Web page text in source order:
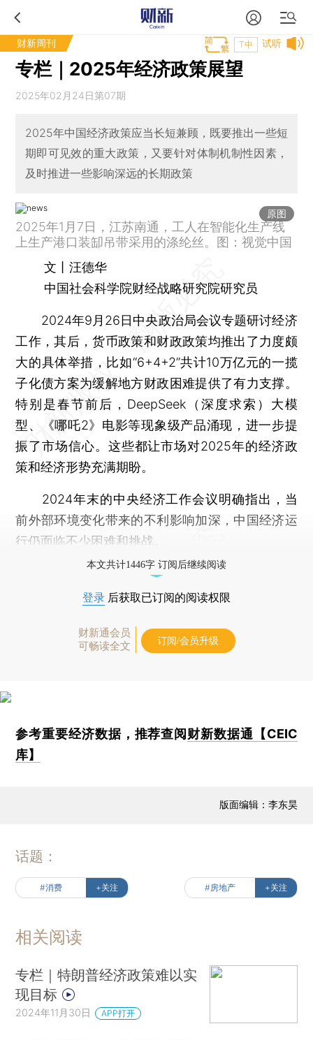
财新周刊 试听
T中
专栏｜2025年经济政策展望
2025年02月24日第07期
2025年中国经济政策应当长短兼顾，既要推出一些短
期即可见效的重大政策，又要针对体制机制性因素，
及时推进一些影响深远的长期政策
原图
2025年1月7日，江苏南通，工人在智能化生产线
上生产港口装缷吊带采用的涤纶丝。图：视觉中国
文丨汪德华
中国社会科学院财经战略研究院研究员
2024年9月26日中央政治局会议专题研讨经济
工作，其后，货币政策和财政政策均推出了力度颇
大的具体举措，比如“6+4+2”共计10万亿元的一揽
子化债方案为缓解地方财政困难提供了有力支撑。
特别是春节前后，DeepSeek（深度求索）大模
型、《哪吒2》电影等现象级产品涌现，进一步提
振了市场信心。这些都让市场对2025年的经济政
策和经济形势充满期盼。
2024年末的中央经济工作会议明确指出，当
前外部环境变化带来的不利影响加深，中国经济运
行仍面临不少困难和挑战。
本文共计1446字 订阅后继续阅读
登录 后获取已订阅的阅读权限
财新通会员
可畅读全文
订阅/会员升级
参考重要经济数据，推荐查阅 财新数据通【CEIC
库】
版面编辑：李东昊
话题：
#消费 +关注 #房地产 +关注
相关阅读
专栏｜特朗普经济政策难以实
现目标
2024年11月30日 APP打开